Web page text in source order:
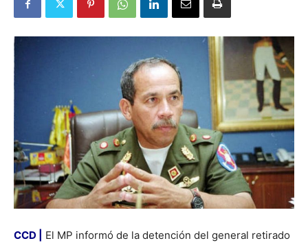
CCD |
El MP informó de la detención del general retirado